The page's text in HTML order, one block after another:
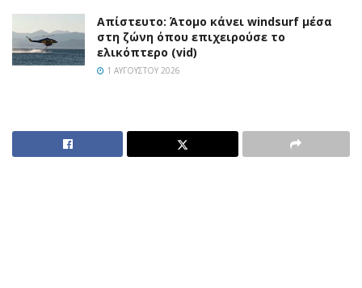
Απίστευτο: Άτομο κάνει windsurf μέσα
στη ζώνη όπου επιχειρούσε το
ελικόπτερο (vid)
1 ΑΥΓΟΎΣΤΟΥ 2026